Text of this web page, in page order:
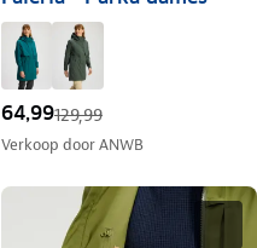
64,99129,99
Verkoop doorANWB